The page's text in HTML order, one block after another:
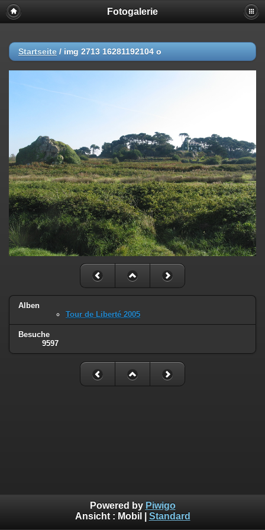
Fotogalerie
Startseite / img 2713 16281192104 o
Alben
Tour de Liberté 2005
Besuche
9597
Powered by Piwigo
Ansicht : Mobil Standard